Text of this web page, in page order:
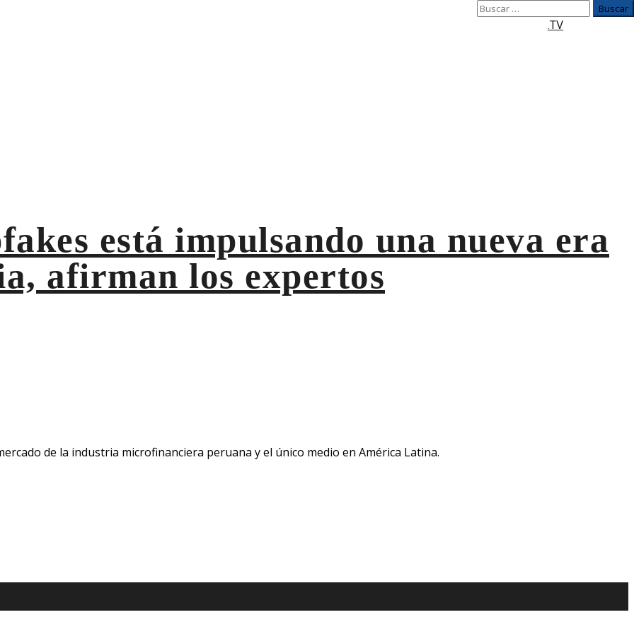
Buscar:
.TV
de ser víctima no solo de esquemas relacionados con
ciberdelincuencia, afirman los expertos
está impulsando una nueva era
afirman los expertos
de la industria microfinanciera peruana y el único medio en América Latina.